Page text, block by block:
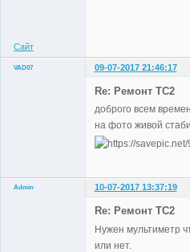
Сайт
VAD07
09-07-2017 21:46:17
Re: Ремонт TC2
доброго всем
на фото живой
Admin 10-07-2017 13:37:19
Re: Ремонт TC2
Нужен мультиметр
или нет.